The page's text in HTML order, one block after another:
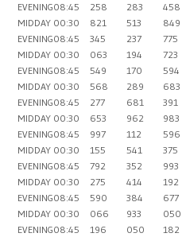
EVENING08:45 258 283 458
MIDDAY 00:30 821 513 849
EVENING08:45 345 237 775
MIDDAY 00:30 063 194 723
EVENING08:45 549 170 594
MIDDAY 00:30 568 289 683
EVENING08:45 277 681 391
MIDDAY 00:30 653 962 983
EVENING08:45 997 112 596
MIDDAY 00:30 155 541 375
EVENING08:45 792 352 993
MIDDAY 00:30 275 414 192
EVENING08:45 590 384 677
MIDDAY 00:30 066 933 050
EVENING08:45 196 050 182